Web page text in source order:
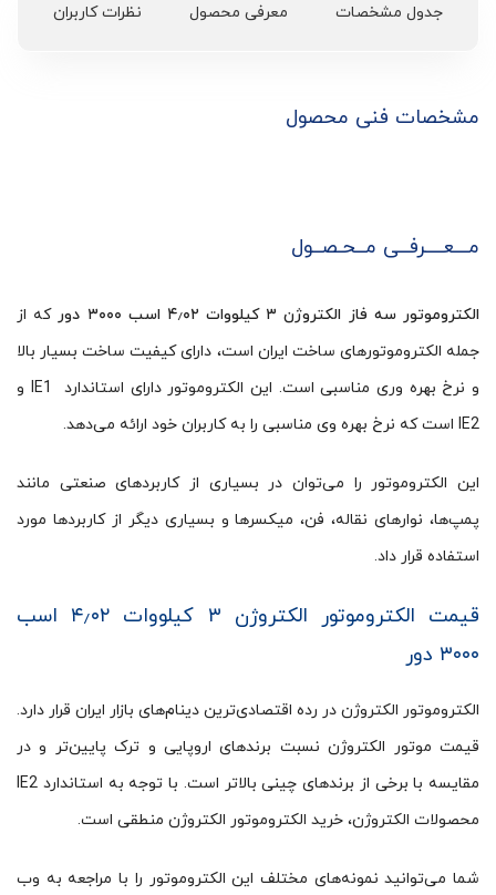
جدول مشخصات معرفی محصول نظرات کاربران
مشخصات فنی محصول
مـــعــــرفــی مــحـصــول
الکتروموتور سه فاز الکتروژن ۳ کیلووات ۴٫۰۲ اسب ۳۰۰۰ دور
که از
جمله الکتروموتورهای ساخت ایران است، دارای کیفیت ساخت بسیار بالا
و نرخ بهره وری مناسبی است. این الکتروموتور دارای استاندارد IE1 و
IE2 است که نرخ بهره وی مناسبی را به کاربران خود ارائه می‌دهد.
این الکتروموتور را می‌توان در بسیاری از کاربردهای صنعتی مانند
پمپ‌ها، نوارهای نقاله، فن، میکسرها و بسیاری دیگر از کاربردها مورد
استفاده قرار داد.
قیمت الکتروموتور الکتروژن ۳ کیلووات ۴٫۰۲ اسب
۳۰۰۰ دور
الکتروموتور الکتروژن در رده اقتصادی‌ترین دینام‌های بازار ایران قرار دارد.
قیمت موتور الکتروژن نسبت برندهای اروپایی و ترک پایین‌تر و در
مقایسه با برخی از برندهای چینی بالاتر است. با توجه به استاندارد IE2
محصولات الکتروژن، خرید الکتروموتور الکتروژن منطقی است.
شما می‌توانید نمونه‌های مختلف این الکتروموتور را با مراجعه به وب